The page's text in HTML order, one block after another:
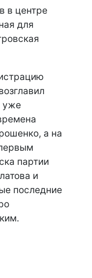
в центре
для
уже
а на
партии
и
последние